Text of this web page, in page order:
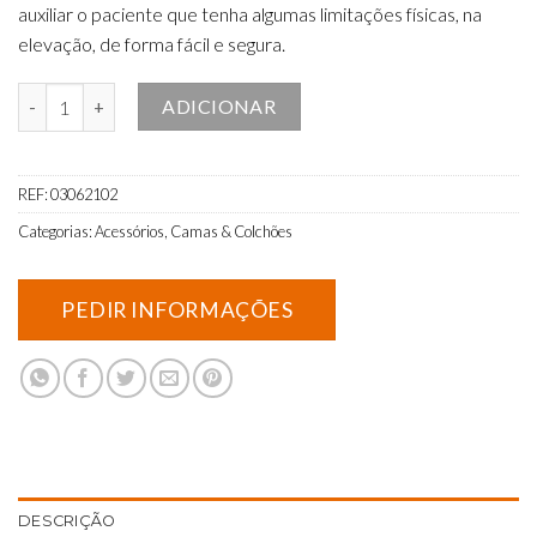
auxiliar o paciente que tenha algumas limitações físicas, na
elevação, de forma fácil e segura.
Quantidade de Pendural de parede
ADICIONAR
REF:03062102
Categorias:Acessórios, Camas & Colchões
DESCRIÇÃO